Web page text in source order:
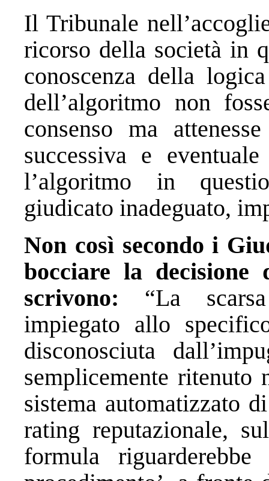
Il Tribunale
ricorso della società in
conoscenza della
dell’algoritmo non
consenso ma
successiva e
l’algoritmo in
giudicato inadeguato,
Non così secondo i
bocciare la
scrivono: “La scarsa
impiegato allo
disconosciuta
semplicemente
sistema automatizzato
rating reputazionale,
formula